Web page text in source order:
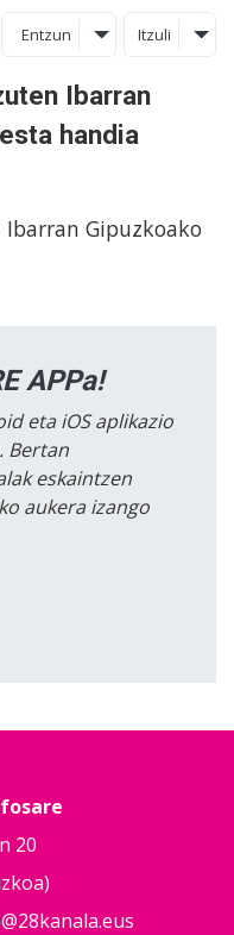
Entzun Itzuli
Ibarran
handia
Gipuzkoako
APPa!
eta iOS aplikazio
Bertan
eskaintzen
aukera izango
20